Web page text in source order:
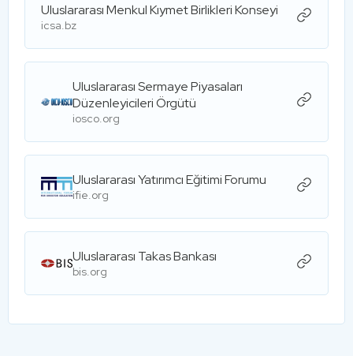
Uluslararası Menkul Kıymet Birlikleri Konseyi
icsa.bz
Uluslararası Sermaye Piyasaları
Düzenleyicileri Örgütü
iosco.org
Uluslararası Yatırımcı Eğitimi Forumu
ifie.org
Uluslararası Takas Bankası
bis.org